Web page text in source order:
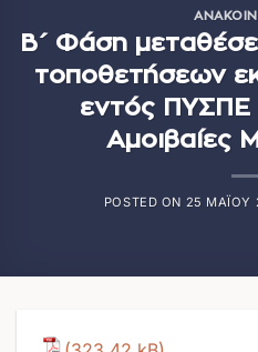
Β΄ Φάση
τοποθετήσεων
εντός ΠΥΣΠΕ
Αμοιβαίες
POSTED ON 25 ΜΑΪ́ΟΥ